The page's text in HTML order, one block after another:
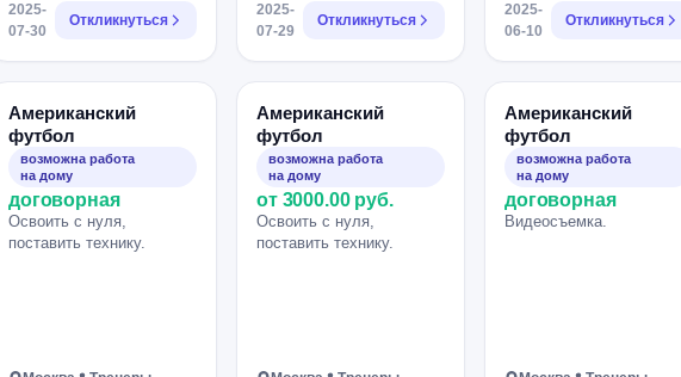
2025-
07-30
Откликнуться
2025-
07-29
Откликнуться
2025-
06-10
Откликнуться
Американский
футбол
возможна работа
на дому
договорная
Освоить с нуля,
поставить технику.
Американский
футбол
возможна работа
на дому
от 3000.00 руб.
Освоить с нуля,
поставить технику.
Американский
футбол
возможна работа
на дому
договорная
Видеосъемка.